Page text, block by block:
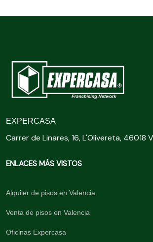
EXPERCASA
Carrer de Linares, 16, L'Olivereta, 46018
ENLACES MÁS VISTOS
Alquiler de pisos en Valencia
Venta de pisos en Valencia
Oficinas Expercasa